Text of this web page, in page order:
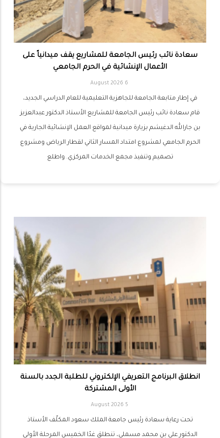
سعادة نائب رئيس الجامعة للمشاريع يقف ميدانياً على
الأعمال الإنشائية في الحرم الجامعي
6 August 2026
في إطار متابعة الجامعة للجاهزية التعليمية للعام الدراسي الجديد،
قام سعادة نائب رئيس الجامعة للمشاريع الأستاذ الدكتور عبدالعزيز
بن جارالله الدغيشم بزيارة ميدانية لمواقع العمل الإنشائية الجارية في
الحرم الجامعي لمشروع امتداد المسار الثاني لقطار الرياض ومشروع
تصميم وتنفيذ مجمع الخدمات المركزي. واطلع
انطلاق البرنامج التعريفي الإلكتروني للطلبة الجدد بالسنة
الأولى المشتركة
5 August 2026
تحت رعاية سعادة رئيس جامعة الملك سعود المكلّف الأستاذ
الدكتور علي بن محمد مسملي، تنطلق غدًا الخميس المرحلة الأولى